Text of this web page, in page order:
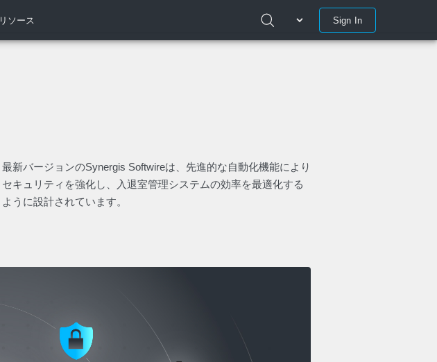
リソース Sign In
最新バージョンのSynergis Softwireは、先進的な自動化機能により
セキュリティを強化し、入退室管理システムの効率を最適化する
ように設計されています。